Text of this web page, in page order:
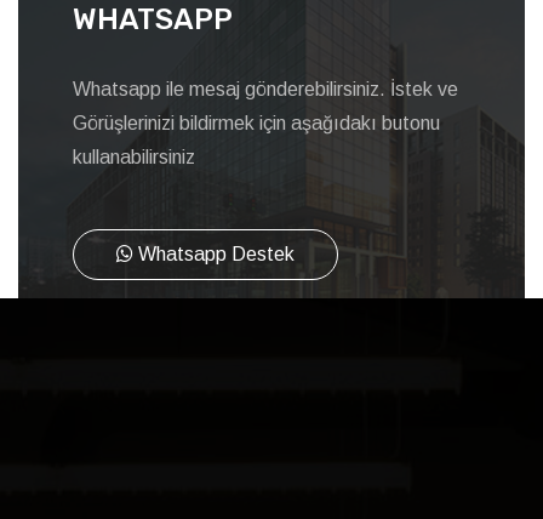
WHATSAPP
Whatsapp ile mesaj gönderebilirsiniz. İstek ve
Görüşlerinizi bildirmek için aşağıdakı butonu
kullanabilirsiniz
Whatsapp Destek